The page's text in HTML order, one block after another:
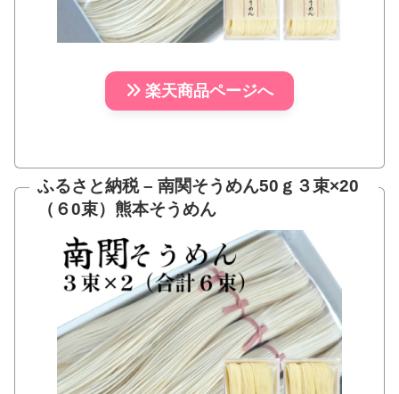
楽天商品ページへ
ふるさと納税 – 南関そうめん50ｇ３束×20
（６0束）熊本そうめん